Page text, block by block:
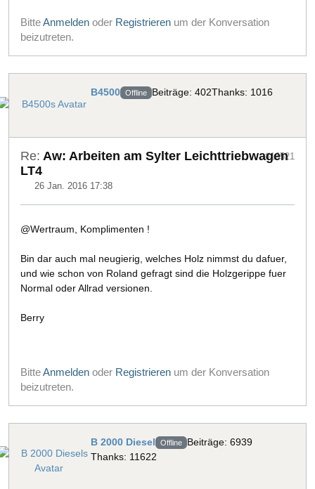
BitteAnmelden oder Registrieren um der Konversation
beizutreten.
B4500 Offline Beiträge: 402Thanks: 1016
Re: Aw: Arbeiten am Sylter Leichttriebwagen
LT4
26 Jan. 2016 17:38
#16521
@Wertraum, Komplimenten !
Bin dar auch mal neugierig, welches Holz nimmst du dafuer,
und wie schon von Roland gefragt sind die Holzgerippe fuer
Normal oder Allrad versionen.
Berry
BitteAnmelden oder Registrieren um der Konversation
beizutreten.
B 2000 Diesel Offline Beiträge: 6939
Thanks: 11622